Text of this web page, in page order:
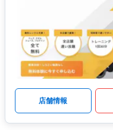
店舗情報